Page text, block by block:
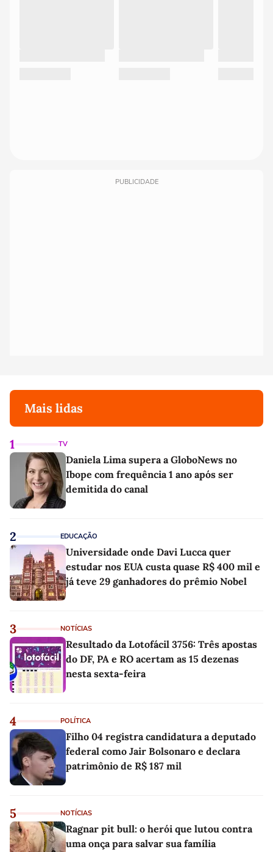
PUBLICIDADE
Mais lidas
1 TV
Daniela Lima supera a GloboNews no
Ibope com frequência 1 ano após ser
demitida do canal
2 EDUCAÇÃO
Universidade onde Davi Lucca quer
estudar nos EUA custa quase R$ 400 mil e
já teve 29 ganhadores do prêmio Nobel
3 NOTÍCIAS
Resultado da Lotofácil 3756: Três apostas
do DF, PA e RO acertam as 15 dezenas
nesta sexta-feira
4 POLÍTICA
Filho 04 registra candidatura a deputado
federal como Jair Bolsonaro e declara
patrimônio de R$ 187 mil
5 NOTÍCIAS
Ragnar pit bull: o herói que lutou contra
uma onça para salvar sua família